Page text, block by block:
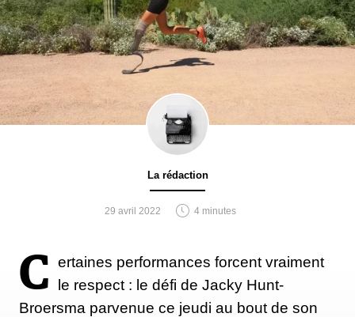
La rédaction
29 avril 2022 4 minutes
C ertaines performances forcent vraiment
le respect : le défi de Jacky Hunt-
Broersma parvenue ce jeudi au bout de son